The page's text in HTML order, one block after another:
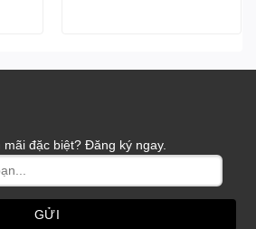
đặc biệt? Đăng ký ngay.